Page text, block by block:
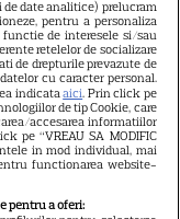
date analitice) prelucram
pentru a personaliza
de interesele si/sau
retelelor de socializare
de drepturile prevazute de
cu caracter personal.
indicataaici. Prin click pe
de tip Cookie, care
accesarea informatiilor
pe “VREAU SA MODIFIC
in mod individual, mai
functionarea website-
pentru a oferi: